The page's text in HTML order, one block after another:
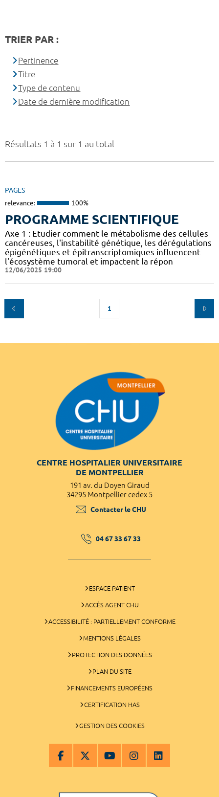
Résultats 1 à 1 sur 1 au total
PAGES
relevance: 100%
PROGRAMME SCIENTIFIQUE
Axe 1 : Etudier comment le métabolisme des cellules
cancéreuses, l'instabilité génétique, les dérégulations
épigénétiques et épitranscriptomiques influencent
l'écosystème tumoral et impactent la répon
12/06/2025 19:00
1
TRIER PAR :
Pertinence
Titre
Type de contenu
Date de dernière modification
CENTRE HOSPITALIER UNIVERSITAIRE
DE MONTPELLIER
191 av. du Doyen Giraud
34295 Montpellier cedex 5
Contacter le CHU
04 67 33 67 33
ESPACE PATIENT
ACCÈS AGENT CHU
ACCESSIBILITÉ : PARTIELLEMENT CONFORME
MENTIONS LÉGALES
PROTECTION DES DONNÉES
PLAN DU SITE
FINANCEMENTS EUROPÉENS
CERTIFICATION HAS
GESTION DES COOKIES